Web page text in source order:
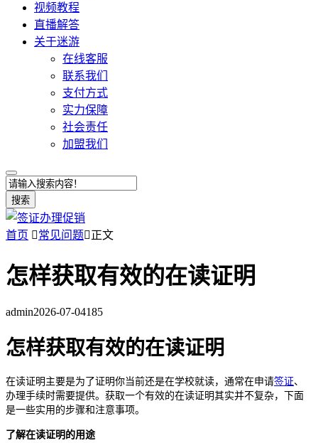
视频教程
直播解答
关于迷游
在线客服
联系我们
支付方式
实力保障
社会责任
加盟我们
搜索
首页 常见问题正文
怎样获取有效的在读证明
admin2026-07-04185
怎样获取有效的在读证明
在读证明主要是为了证明你当前还是在学校就读，通常在申请签证、
办理手续时需要提供。获取一个有效的在读证明其实并不复杂，下面
是一些实用的步骤和注意事项。
了解在读证明的用途